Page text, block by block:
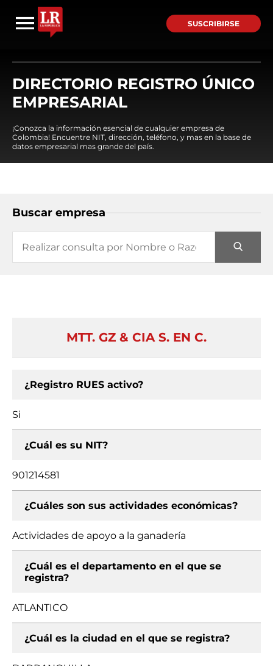
SUSCRIBIRSE
DIRECTORIO REGISTRO ÚNICO
EMPRESARIAL
¡Conozca la información esencial de cualquier empresa de
Colombia! Encuentre NIT, dirección, teléfono, y mas en la base de
datos empresarial mas grande del país.
Buscar empresa
MTT. GZ & CIA S. EN C.
¿Registro RUES activo?
Si
¿Cuál es su NIT?
901214581
¿Cuáles son sus actividades económicas?
Actividades de apoyo a la ganadería
¿Cuál es el departamento en el que se
registra?
ATLANTICO
¿Cuál es la ciudad en el que se registra?